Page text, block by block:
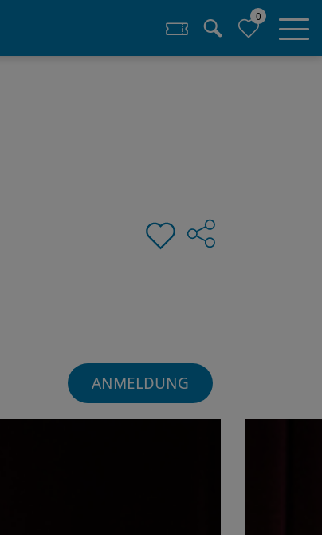
0
ANMELDUNG